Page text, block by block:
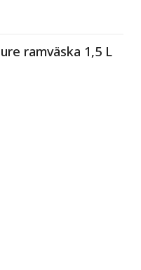
ramväska 1,5 L